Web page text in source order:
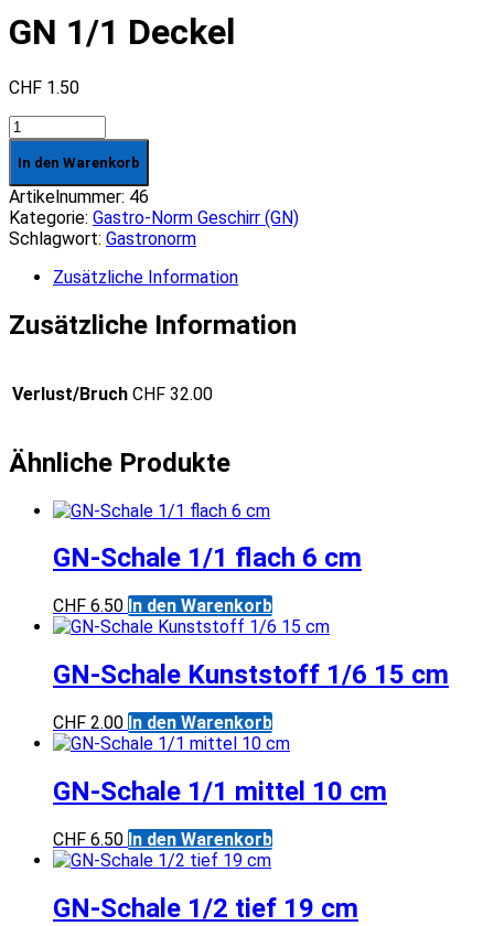
GN 1/1 Deckel
CHF 1.50
GN
1/1
Deckel
Menge
In den Warenkorb
Artikelnummer: 46
Kategorie: Gastro-Norm Geschirr (GN)
Schlagwort: Gastronorm
Zusätzliche Information
Zusätzliche Information
Verlust/Bruch CHF 32.00
Ähnliche Produkte
GN-Schale 1/1 flach 6 cm
CHF 6.50 In den Warenkorb
GN-Schale Kunststoff 1/6 15 cm
CHF 2.00 In den Warenkorb
GN-Schale 1/1 mittel 10 cm
CHF 6.50 In den Warenkorb
GN-Schale 1/2 tief 19 cm